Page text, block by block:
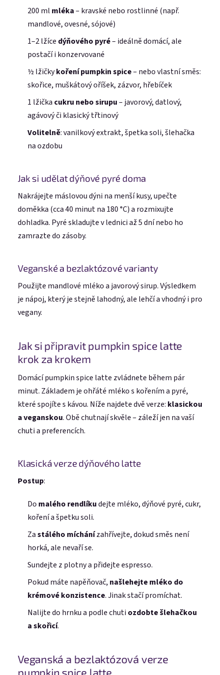
200 ml mléka– kravské nebo rostlinné (např.
mandlové, ovesné, sójové)
1–2 lžíce dýňového pyré– ideálně domácí, ale
postačí i konzervované
½ lžičkykoření pumpkin spice– nebo vlastní směs:
skořice, muškátový oříšek, zázvor, hřebíček
1 lžička cukru nebo sirupu– javorový, datlový,
agávový či klasický třtinový
Volitelně: vanilkový extrakt, špetka soli, šlehačka
na ozdobu
Jak si udělat dýňové pyré doma
Nakrájejte máslovou dýni na menší kusy, upečte
doměkka (cca 40 minut na 180 °C) a rozmixujte
dohladka. Pyré skladujte v lednici až 5 dní nebo ho
zamrazte do zásoby.
Veganské a bezlaktózové varianty
Použijte mandlové mléko a javorový sirup. Výsledkem
je nápoj, který je stejně lahodný, ale lehčí a vhodný i pro
vegany.
Jak si připravit pumpkin spice latte
krok za krokem
Domácí pumpkin spice latte zvládnete během pár
minut. Základem je ohřáté mléko s kořením a pyré,
které spojíte s kávou. Níže najdete dvě verze: klasickou
a veganskou. Obě chutnají skvěle – záleží jen na vaší
chuti a preferencích.
Klasická verze dýňového latte
Postup:
Do malého rendlíkudejte mléko, dýňové pyré, cukr,
koření a špetku soli.
Zastálého míchánízahřívejte, dokud směs není
horká, ale nevaří se.
Sundejte z plotny a přidejte espresso.
Pokud máte napěňovač, našlehejte mléko do
krémové konzistence. Jinak stačí promíchat.
Nalijte do hrnku a podle chuti ozdobte šlehačkou
a skořicí.
Veganská a bezlaktózová verze
pumpkin spice latte